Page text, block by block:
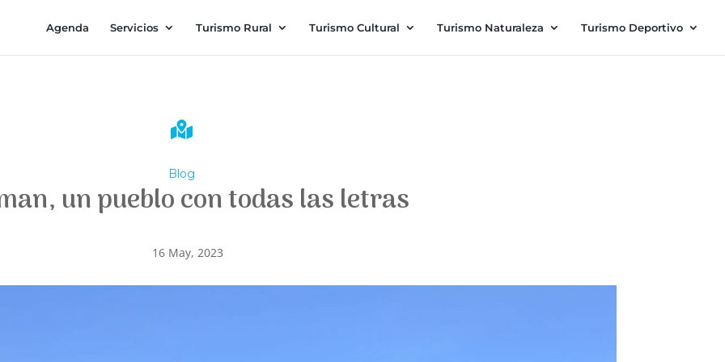
Agenda Servicios Turismo Rural Turismo Cultural Turismo Naturaleza Turismo Deportivo

Blog
un pueblo con todas las letras
16 May, 2023